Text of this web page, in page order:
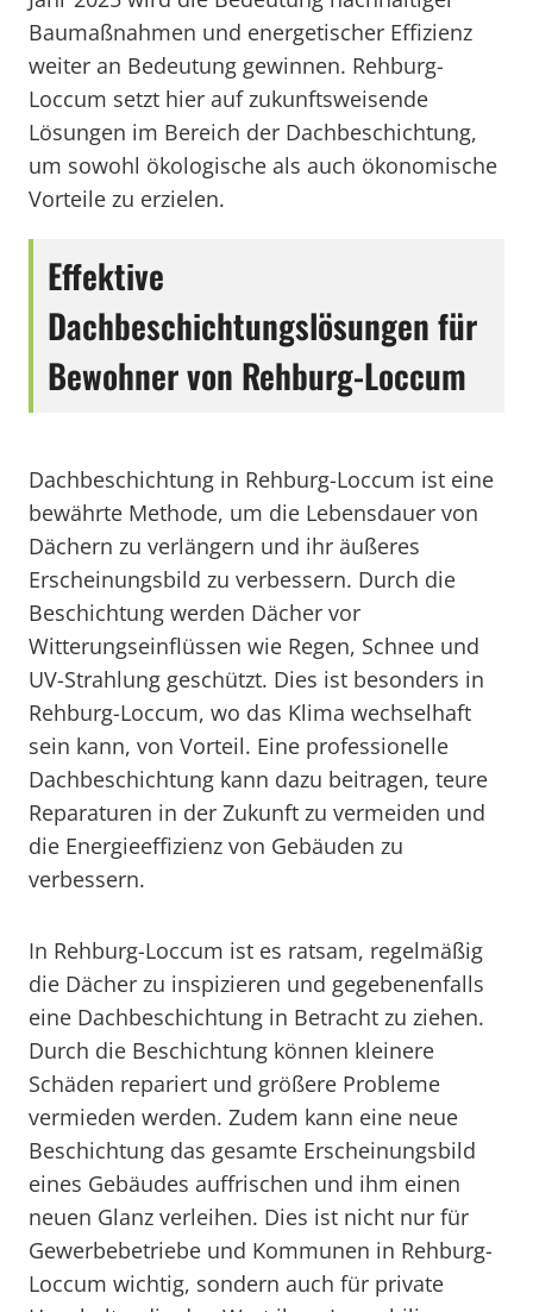
Baumaßnahmen und energetischer Effizienz
weiter an Bedeutung gewinnen. Rehburg-
Loccum setzt hier auf zukunftsweisende
Lösungen im Bereich der Dachbeschichtung,
um sowohl ökologische als auch ökonomische
Vorteile zu erzielen.
Effektive
Dachbeschichtungslösungen für
Bewohner von Rehburg-Loccum
Dachbeschichtung in Rehburg-Loccum ist eine
bewährte Methode, um die Lebensdauer von
Dächern zu verlängern und ihr äußeres
Erscheinungsbild zu verbessern. Durch die
Beschichtung werden Dächer vor
Witterungseinflüssen wie Regen, Schnee und
UV-Strahlung geschützt. Dies ist besonders in
Rehburg-Loccum, wo das Klima wechselhaft
sein kann, von Vorteil. Eine professionelle
Dachbeschichtung kann dazu beitragen, teure
Reparaturen in der Zukunft zu vermeiden und
die Energieeffizienz von Gebäuden zu
verbessern.
In Rehburg-Loccum ist es ratsam, regelmäßig
die Dächer zu inspizieren und gegebenenfalls
eine Dachbeschichtung in Betracht zu ziehen.
Durch die Beschichtung können kleinere
Schäden repariert und größere Probleme
vermieden werden. Zudem kann eine neue
Beschichtung das gesamte Erscheinungsbild
eines Gebäudes auffrischen und ihm einen
neuen Glanz verleihen. Dies ist nicht nur für
Gewerbebetriebe und Kommunen in Rehburg-
Loccum wichtig, sondern auch für private